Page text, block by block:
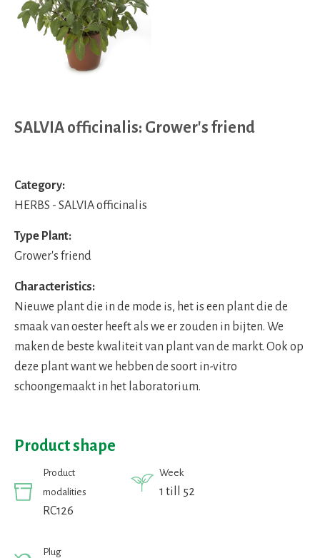
SALVIA officinalis: Grower's friend
Category:
HERBS - SALVIA officinalis
Type Plant:
Grower's friend
Characteristics:
Nieuwe plant die in de mode is, het is een plant die de
smaak van oester heeft als we er zouden in bijten. We
maken de beste kwaliteit van plant van de markt. Ook op
deze plant want we hebben de soort in-vitro
schoongemaakt in het laboratorium.
Product shape
Product
modalities
RC126
Week
1 till 52
Plug